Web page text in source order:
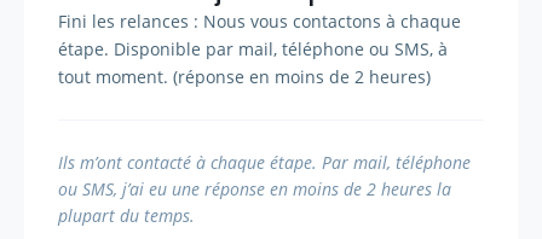
Fini les relances : Nous vous contactons à chaque
étape. Disponible par mail, téléphone ou SMS, à
tout moment. (réponse en moins de 2 heures)
Ils m’ont contacté à chaque étape. Par mail, téléphone
ou SMS, j’ai eu une réponse en moins de 2 heures la
plupart du temps.